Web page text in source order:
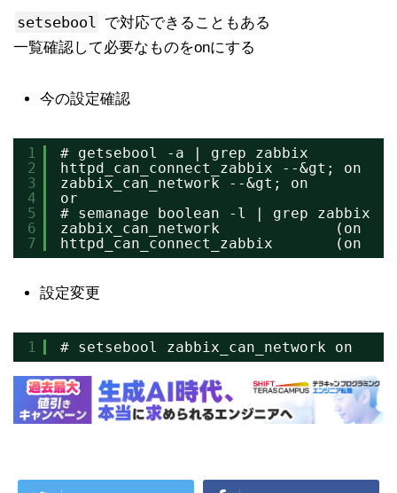
setsebool で対応できることもある
一覧確認して必要なものをonにする
今の設定確認
1
2
3
4
5
6
7
# getsebool -a | grep zabbix
httpd_can_connect_zabbix --&gt; on
zabbix_can_network --&gt; on
or
# semanage boolean -l | grep zabbix
zabbix_can_network             (on
httpd_can_connect_zabbix       (on
設定変更
1 # setsebool zabbix_can_network on